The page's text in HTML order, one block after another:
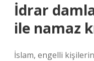
İdrar
ile namaz
İslam, engelli